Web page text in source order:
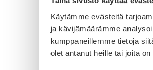
Käytämme evästeitä
ja kävijämäärämme
kumppaneillemme tietoja
olet antanut heille tai joita